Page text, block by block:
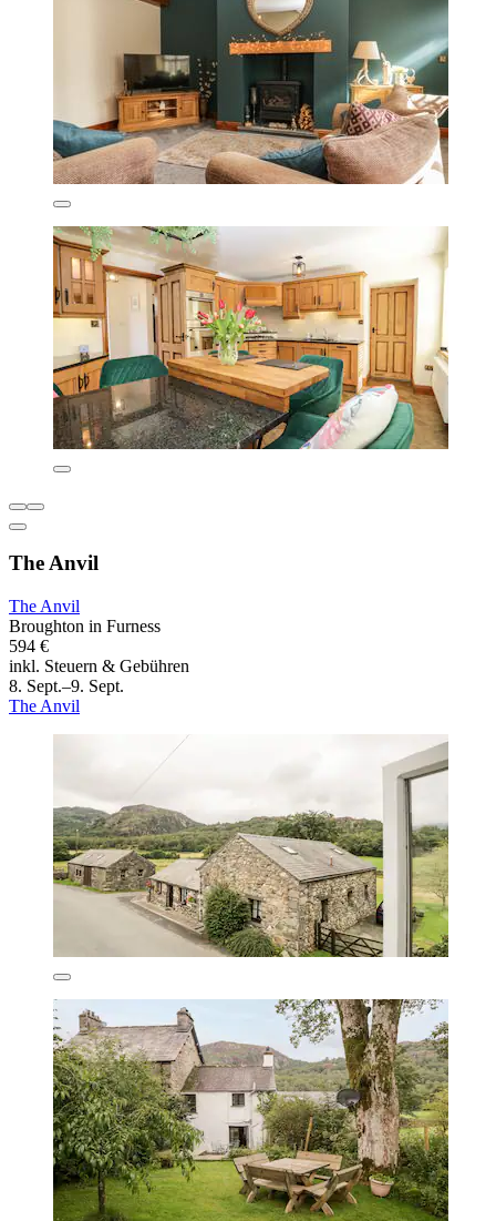
The Anvil
The Anvil
Broughton in Furness
594 €
inkl. Steuern & Gebühren
8. Sept.–9. Sept.
The Anvil